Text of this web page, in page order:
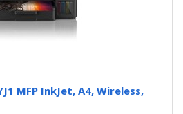
MFP InkJet, A4, Wireless,